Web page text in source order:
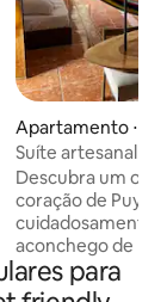
avaliação média
Apartamento ⋅
Suíte artesanal
pátio privativo
Descubra um
coração de Puyo.
cuidadosamente
aconchego de
luxo do design
Relaxe com um
para